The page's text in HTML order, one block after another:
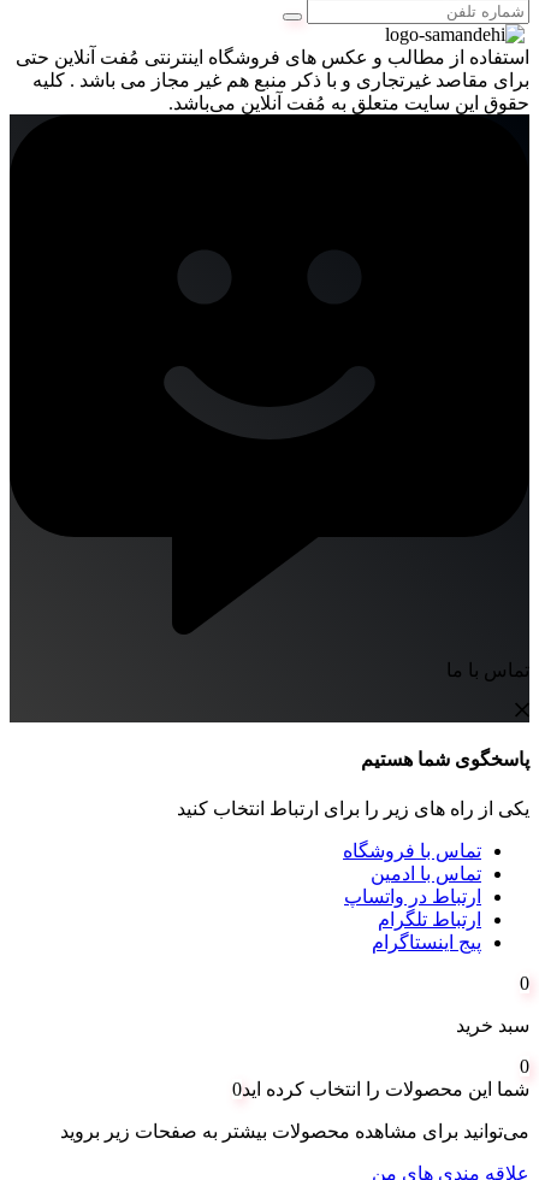
استفاده از مطالب و عکس های فروشگاه اینترنتی مُفت آنلاین حتی
برای مقاصد غیرتجاری و با ذکر منبع هم غیر مجاز می باشد . کلیه
حقوق این سایت متعلق به مُفت آنلاین می‌باشد.
تماس با ما
پاسخگوی شما هستیم
یکی از راه های زیر را برای ارتباط انتخاب کنید
تماس با فروشگاه
تماس با ادمین
ارتباط در واتساپ
ارتباط تلگرام
پیج اینستاگرام
0
سبد خرید
0
شما این محصولات را انتخاب کرده اید0
می‌توانید برای مشاهده محصولات بیشتر به صفحات زیر بروید
علاقه مندی های من